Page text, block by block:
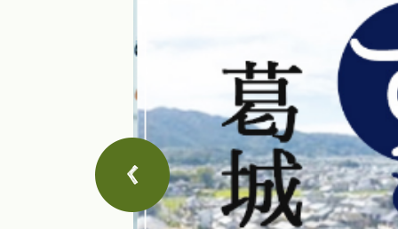
目
の
ス
ラ
イ
次のスライドを表示